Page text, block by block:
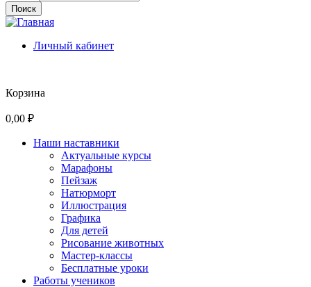
Личный кабинет
Корзина
0,00 ₽
Наши наставники
Актуальные курсы
Марафоны
Пейзаж
Натюрморт
Иллюстрация
Графика
Для детей
Рисование животных
Мастер-классы
Бесплатные уроки
Работы учеников